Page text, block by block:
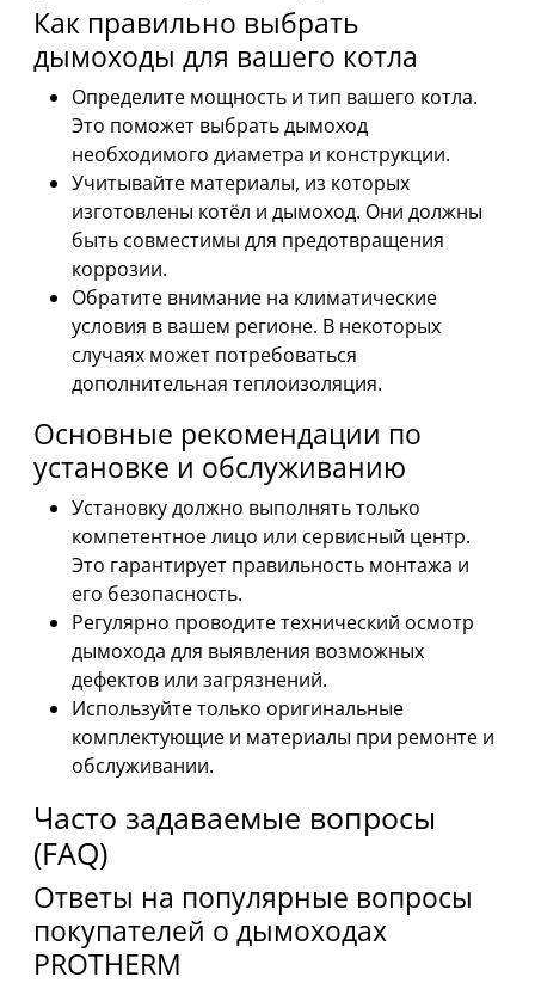
Как правильно выбрать
дымоходы для вашего котла
Определите мощность и тип вашего котла.
Это поможет выбрать дымоход
необходимого диаметра и конструкции.
Учитывайте материалы, из которых
изготовлены котёл и дымоход. Они должны
быть совместимы для предотвращения
коррозии.
Обратите внимание на климатические
условия в вашем регионе. В некоторых
случаях может потребоваться
дополнительная теплоизоляция.
Основные рекомендации по
установке и обслуживанию
Установку должно выполнять только
компетентное лицо или сервисный центр.
Это гарантирует правильность монтажа и
его безопасность.
Регулярно проводите технический осмотр
дымохода для выявления возможных
дефектов или загрязнений.
Используйте только оригинальные
комплектующие и материалы при ремонте и
обслуживании.
Часто задаваемые вопросы
(FAQ)
Ответы на популярные вопросы
покупателей о дымоходах
PROTHERM